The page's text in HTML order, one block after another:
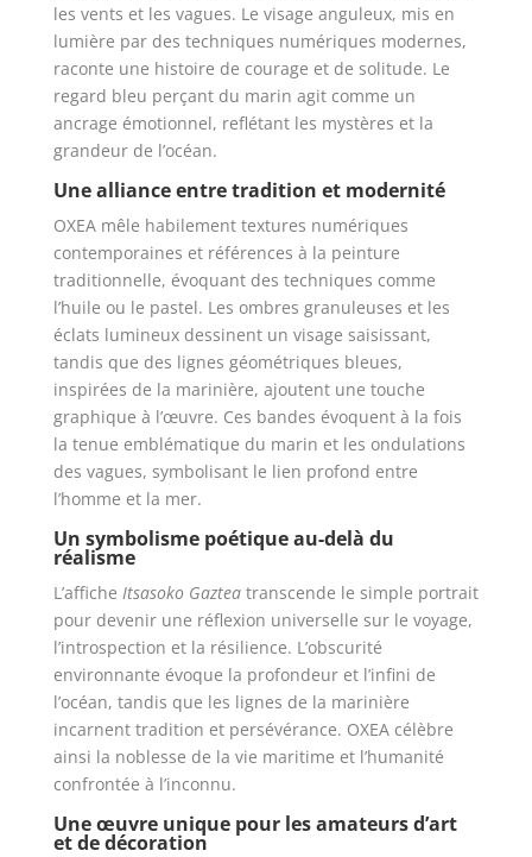
les vents et les vagues. Le visage anguleux, mis en
lumière par des techniques numériques modernes,
raconte une histoire de courage et de solitude. Le
regard bleu perçant du marin agit comme un
ancrage émotionnel, reflétant les mystères et la
grandeur de l’océan.
Une alliance entre tradition et modernité
OXEA mêle habilement textures numériques
contemporaines et références à la peinture
traditionnelle, évoquant des techniques comme
l’huile ou le pastel. Les ombres granuleuses et les
éclats lumineux dessinent un visage saisissant,
tandis que des lignes géométriques bleues,
inspirées de la marinière, ajoutent une touche
graphique à l’œuvre. Ces bandes évoquent à la fois
la tenue emblématique du marin et les ondulations
des vagues, symbolisant le lien profond entre
l’homme et la mer.
Un symbolisme poétique au-delà du
réalisme
L’affiche Itsasoko Gazteatranscende le simple portrait
pour devenir une réflexion universelle sur le voyage,
l’introspection et la résilience. L’obscurité
environnante évoque la profondeur et l’infini de
l’océan, tandis que les lignes de la marinière
incarnent tradition et persévérance. OXEA célèbre
ainsi la noblesse de la vie maritime et l’humanité
confrontée à l’inconnu.
Une œuvre unique pour les amateurs d’art
et de décoration